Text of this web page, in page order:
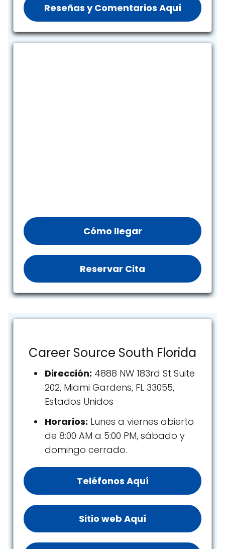
Reseñas y Comentarios Aquí
Cómo llegar
Reservar Cita
Career Source South Florida
Dirección: 4888 NW 183rd St Suite
202, Miami Gardens, FL 33055,
Estados Unidos
Horarios: Lunes a viernes abierto
de 8:00 AM a 5:00 PM, sábado y
domingo cerrado.
Teléfonos Aquí
Sitio web Aquí